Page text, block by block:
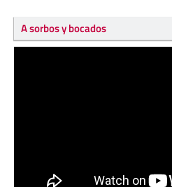
A sorbos y bocados